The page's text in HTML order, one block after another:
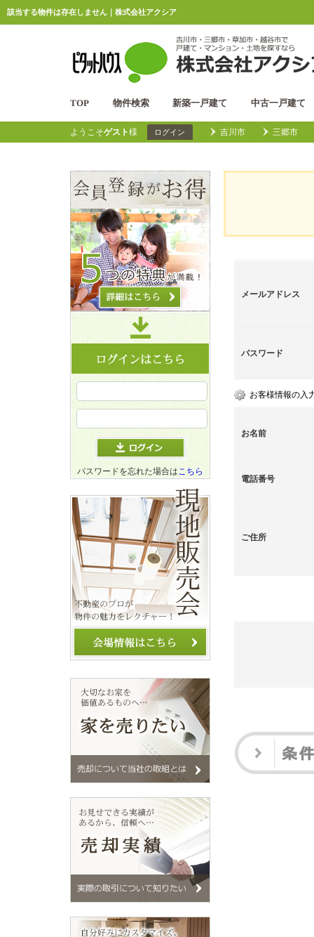
該当する物件は存在しません｜株式会社アクシア
TOP 物件検索 新築一戸建て 中古一戸建て
ようこそゲスト様 ログイン 吉川市 三郷市
メールアドレス
パスワード
お客様情報の入
お名前
電話番号
ご住所
パスワードを忘れた場合はこちら